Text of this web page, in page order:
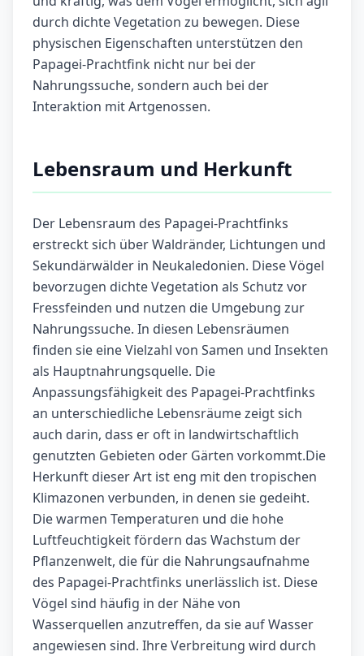
durch dichte Vegetation zu bewegen. Diese
physischen Eigenschaften unterstützen den
Papagei-Prachtfink nicht nur bei der
Nahrungssuche, sondern auch bei der
Interaktion mit Artgenossen.
Lebensraum und Herkunft
Der Lebensraum des Papagei-Prachtfinks
erstreckt sich über Waldränder, Lichtungen und
Sekundärwälder in Neukaledonien. Diese Vögel
bevorzugen dichte Vegetation als Schutz vor
Fressfeinden und nutzen die Umgebung zur
Nahrungssuche. In diesen Lebensräumen
finden sie eine Vielzahl von Samen und Insekten
als Hauptnahrungsquelle. Die
Anpassungsfähigkeit des Papagei-Prachtfinks
an unterschiedliche Lebensräume zeigt sich
auch darin, dass er oft in landwirtschaftlich
genutzten Gebieten oder Gärten vorkommt.Die
Herkunft dieser Art ist eng mit den tropischen
Klimazonen verbunden, in denen sie gedeiht.
Die warmen Temperaturen und die hohe
Luftfeuchtigkeit fördern das Wachstum der
Pflanzenwelt, die für die Nahrungsaufnahme
des Papagei-Prachtfinks unerlässlich ist. Diese
Vögel sind häufig in der Nähe von
Wasserquellen anzutreffen, da sie auf Wasser
angewiesen sind. Ihre Verbreitung wird durch